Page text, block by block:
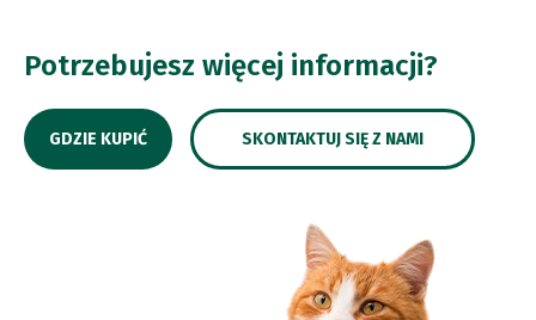
Potrzebujesz więcej informacji?
GDZIE KUPIĆ SKONTAKTUJ SIĘ Z NAMI